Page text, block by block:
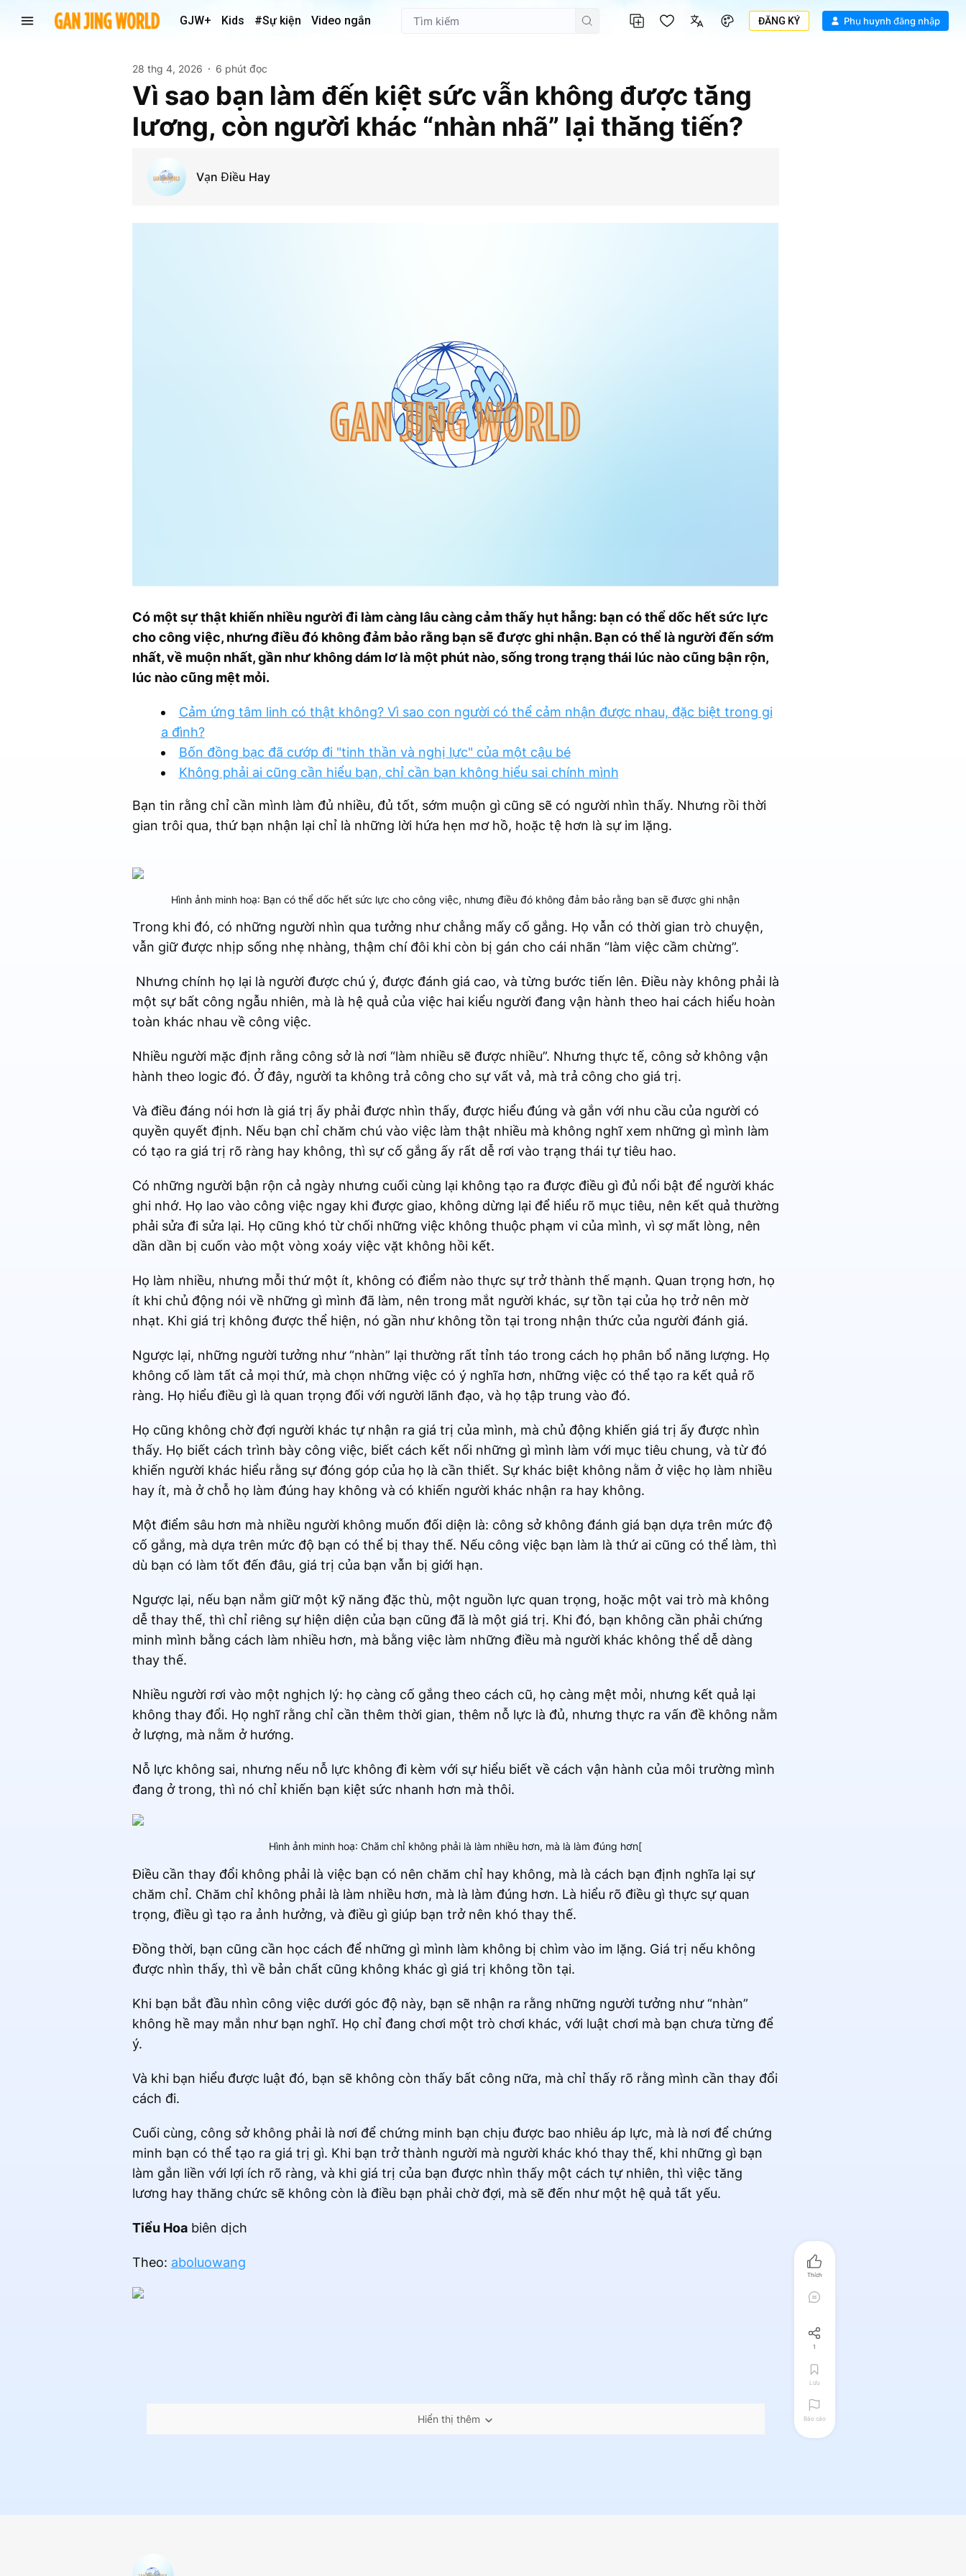
GJW+ Kids #Sự kiện Video ngắn ĐĂNG KÝ Phụ huynh đăng nhập
28 thg 4, 2026 6 phút đọc
Vì sao bạn làm đến kiệt sức vẫn không được tăng
lương, còn người khác “nhàn nhã” lại thăng tiến?
Vạn Điều Hay
Có một sự thật khiến nhiều người đi làm càng lâu càng cảm thấy hụt hẫng: bạn có thể dốc hết sức lực
cho công việc, nhưng điều đó không đảm bảo rằng bạn sẽ được ghi nhận. Bạn có thể là người đến sớm
nhất, về muộn nhất, gần như không dám lơ là một phút nào, sống trong trạng thái lúc nào cũng bận rộn,
lúc nào cũng mệt mỏi.
Cảm ứng tâm linh có thật không? Vì sao con người có thể cảm nhận được nhau, đặc biệt trong gi
a đình?
Bốn đồng bạc đã cướp đi "tinh thần và nghị lực" của một cậu bé
Không phải ai cũng cần hiểu bạn, chỉ cần bạn không hiểu sai chính mình
Bạn tin rằng chỉ cần mình làm đủ nhiều, đủ tốt, sớm muộn gì cũng sẽ có người nhìn thấy. Nhưng rồi thời
gian trôi qua, thứ bạn nhận lại chỉ là những lời hứa hẹn mơ hồ, hoặc tệ hơn là sự im lặng.
Hình ảnh minh hoạ: Bạn có thể dốc hết sức lực cho công việc, nhưng điều đó không đảm bảo rằng bạn sẽ được ghi nhận
Trong khi đó, có những người nhìn qua tưởng như chẳng mấy cố gắng. Họ vẫn có thời gian trò chuyện,
vẫn giữ được nhịp sống nhẹ nhàng, thậm chí đôi khi còn bị gán cho cái nhãn “làm việc cầm chừng”.
Nhưng chính họ lại là người được chú ý, được đánh giá cao, và từng bước tiến lên. Điều này không phải là
một sự bất công ngẫu nhiên, mà là hệ quả của việc hai kiểu người đang vận hành theo hai cách hiểu hoàn
toàn khác nhau về công việc.
Nhiều người mặc định rằng công sở là nơi “làm nhiều sẽ được nhiều”. Nhưng thực tế, công sở không vận
hành theo logic đó. Ở đây, người ta không trả công cho sự vất vả, mà trả công cho giá trị.
Và điều đáng nói hơn là giá trị ấy phải được nhìn thấy, được hiểu đúng và gắn với nhu cầu của người có
quyền quyết định. Nếu bạn chỉ chăm chú vào việc làm thật nhiều mà không nghĩ xem những gì mình làm
có tạo ra giá trị rõ ràng hay không, thì sự cố gắng ấy rất dễ rơi vào trạng thái tự tiêu hao.
Có những người bận rộn cả ngày nhưng cuối cùng lại không tạo ra được điều gì đủ nổi bật để người khác
ghi nhớ. Họ lao vào công việc ngay khi được giao, không dừng lại để hiểu rõ mục tiêu, nên kết quả thường
phải sửa đi sửa lại. Họ cũng khó từ chối những việc không thuộc phạm vi của mình, vì sợ mất lòng, nên
dần dần bị cuốn vào một vòng xoáy việc vặt không hồi kết.
Họ làm nhiều, nhưng mỗi thứ một ít, không có điểm nào thực sự trở thành thế mạnh. Quan trọng hơn, họ
ít khi chủ động nói về những gì mình đã làm, nên trong mắt người khác, sự tồn tại của họ trở nên mờ
nhạt. Khi giá trị không được thể hiện, nó gần như không tồn tại trong nhận thức của người đánh giá.
Ngược lại, những người tưởng như “nhàn” lại thường rất tỉnh táo trong cách họ phân bổ năng lượng. Họ
không cố làm tất cả mọi thứ, mà chọn những việc có ý nghĩa hơn, những việc có thể tạo ra kết quả rõ
ràng. Họ hiểu điều gì là quan trọng đối với người lãnh đạo, và họ tập trung vào đó.
Họ cũng không chờ đợi người khác tự nhận ra giá trị của mình, mà chủ động khiến giá trị ấy được nhìn
thấy. Họ biết cách trình bày công việc, biết cách kết nối những gì mình làm với mục tiêu chung, và từ đó
khiến người khác hiểu rằng sự đóng góp của họ là cần thiết. Sự khác biệt không nằm ở việc họ làm nhiều
hay ít, mà ở chỗ họ làm đúng hay không và có khiến người khác nhận ra hay không.
Một điểm sâu hơn mà nhiều người không muốn đối diện là: công sở không đánh giá bạn dựa trên mức độ
cố gắng, mà dựa trên mức độ bạn có thể bị thay thế. Nếu công việc bạn làm là thứ ai cũng có thể làm, thì
dù bạn có làm tốt đến đâu, giá trị của bạn vẫn bị giới hạn.
Ngược lại, nếu bạn nắm giữ một kỹ năng đặc thù, một nguồn lực quan trọng, hoặc một vai trò mà không
dễ thay thế, thì chỉ riêng sự hiện diện của bạn cũng đã là một giá trị. Khi đó, bạn không cần phải chứng
minh mình bằng cách làm nhiều hơn, mà bằng việc làm những điều mà người khác không thể dễ dàng
thay thế.
Nhiều người rơi vào một nghịch lý: họ càng cố gắng theo cách cũ, họ càng mệt mỏi, nhưng kết quả lại
không thay đổi. Họ nghĩ rằng chỉ cần thêm thời gian, thêm nỗ lực là đủ, nhưng thực ra vấn đề không nằm
ở lượng, mà nằm ở hướng.
Nỗ lực không sai, nhưng nếu nỗ lực không đi kèm với sự hiểu biết về cách vận hành của môi trường mình
đang ở trong, thì nó chỉ khiến bạn kiệt sức nhanh hơn mà thôi.
Hình ảnh minh hoạ: Chăm chỉ không phải là làm nhiều hơn, mà là làm đúng hơn[
Điều cần thay đổi không phải là việc bạn có nên chăm chỉ hay không, mà là cách bạn định nghĩa lại sự
chăm chỉ. Chăm chỉ không phải là làm nhiều hơn, mà là làm đúng hơn. Là hiểu rõ điều gì thực sự quan
trọng, điều gì tạo ra ảnh hưởng, và điều gì giúp bạn trở nên khó thay thế.
Đồng thời, bạn cũng cần học cách để những gì mình làm không bị chìm vào im lặng. Giá trị nếu không
được nhìn thấy, thì về bản chất cũng không khác gì giá trị không tồn tại.
Khi bạn bắt đầu nhìn công việc dưới góc độ này, bạn sẽ nhận ra rằng những người tưởng như “nhàn”
không hề may mắn như bạn nghĩ. Họ chỉ đang chơi một trò chơi khác, với luật chơi mà bạn chưa từng để
ý.
Và khi bạn hiểu được luật đó, bạn sẽ không còn thấy bất công nữa, mà chỉ thấy rõ rằng mình cần thay đổi
cách đi.
Cuối cùng, công sở không phải là nơi để chứng minh bạn chịu được bao nhiêu áp lực, mà là nơi để chứng
minh bạn có thể tạo ra giá trị gì. Khi bạn trở thành người mà người khác khó thay thế, khi những gì bạn
làm gắn liền với lợi ích rõ ràng, và khi giá trị của bạn được nhìn thấy một cách tự nhiên, thì việc tăng
lương hay thăng chức sẽ không còn là điều bạn phải chờ đợi, mà sẽ đến như một hệ quả tất yếu.
Tiểu Hoabiên dịch
Theo: aboluowang
Hiển thị thêm
Thích
1
Lưu
Báo cáo